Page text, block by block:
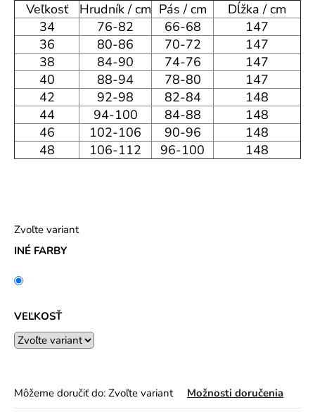
Veľkosť Hrudník / cm Pás / cm
Dĺžka / cm
34
76-82 66-68
147
36
80-86 70-72
147
38
84-90 74-76
147
40
88-94 78-80
147
42
92-98 82-84
148
44
94-100 84-88
148
46
102-106 90-96
148
48
106-112 96-100 148
INÉ FARBY
VEĽKOSŤ
Môžeme doručiť do: Zvoľte variant Možnosti doručenia
Zvoľte variant